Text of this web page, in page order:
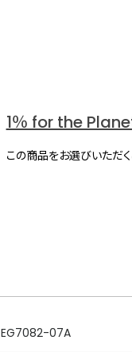
1％ for the
この商品をお選びいただ
EG7082-07A